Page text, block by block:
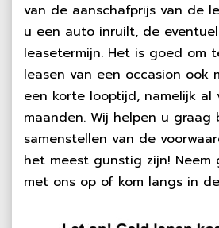
van de aanschafprijs van de
u een auto inruilt, de
leasetermijn. Het is goed om
leasen van een occasion ook
een korte looptijd, namelijk al
maanden. Wij helpen u graag
samenstellen van de
het meest gunstig zijn!
met ons op of kom langs in